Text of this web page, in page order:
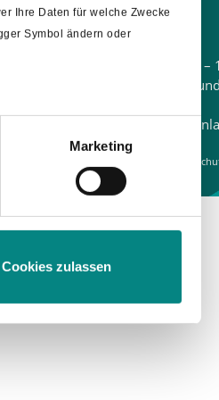
Ihre Daten für welche Zwecke
Symbol ändern oder
Abschnitt Einzelheiten
Marketing
Cookies zulassen
Öffnungszeiten
Montag – Samstag 10 –
Montag, Donnerstag
Sonn- und Feiertage